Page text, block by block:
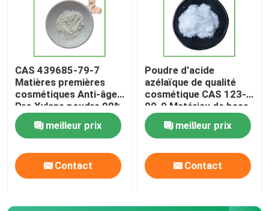
CAS 439685-79-7
Matières premières
cosmétiques Anti-âge
Pro Xylane poudre 98%
de pureté
meilleur prix
Contact
Poudre d'acide
azélaïque de qualité
cosmétique CAS 123-
99-9 Matériau de base
pour l'élimination de
l'acné meilleur prix
Contact